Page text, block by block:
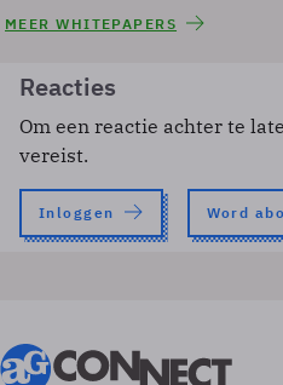
MEER WHITEPAPERS
Reacties
Om een reactie achter te
vereist.
Inloggen Word